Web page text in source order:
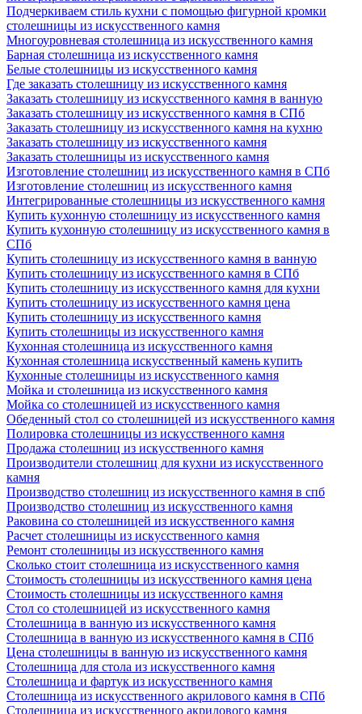
Подчеркиваем стиль кухни с помощью фигурной кромки
столешницы из искусственного камня
Многоуровневая столешница из искусственного камня
Барная столешница из искусственного камня
Белые столешницы из искусственного камня
Где заказать столешницу из искусственного камня
Заказать столешницу из искусственного камня в ванную
Заказать столешницу из искусственного камня в СПб
Заказать столешницу из искусственного камня на кухню
Заказать столешницу из искусственного камня
Заказать столешницы из искусственного камня
Изготовление столешниц из искусственного камня в СПб
Изготовление столешниц из искусственного камня
Интегрированные столешницы из искусственного камня
Купить кухонную столешницу из искусственного камня
Купить кухонную столешницу из искусственного камня в
СПб
Купить столешницу из искусственного камня в ванную
Купить столешницу из искусственного камня в СПб
Купить столешницу из искусственного камня для кухни
Купить столешницу из искусственного камня цена
Купить столешницу из искусственного камня
Купить столешницы из искусственного камня
Кухонная столешница из искусственного камня
Кухонная столешница искусственный камень купить
Кухонные столешницы из искусственного камня
Мойка и столешница из искусственного камня
Мойка со столешницей из искусственного камня
Обеденный стол со столешницей из искусственного камня
Полировка столешницы из искусственного камня
Продажа столешниц из искусственного камня
Производители столешниц для кухни из искусственного
камня
Производство столешниц из искусственного камня в спб
Производство столешниц из искусственного камня
Раковина со столешницей из искусственного камня
Расчет столешницы из искусственного камня
Ремонт столешницы из искусственного камня
Сколько стоит столешница из искусственного камня
Стоимость столешницы из искусственного камня цена
Стоимость столешницы из искусственного камня
Стол со столешницей из искусственного камня
Столешница в ванную из искусственного камня
Столешница в ванную из искусственного камня в СПб
Цена столешницы в ванную из искусственного камня
Столешница для стола из искусственного камня
Столешница и фартук из искусственного камня
Столешница из искусственного акрилового камня в СПб
Столешница из искусственного акрилового камня